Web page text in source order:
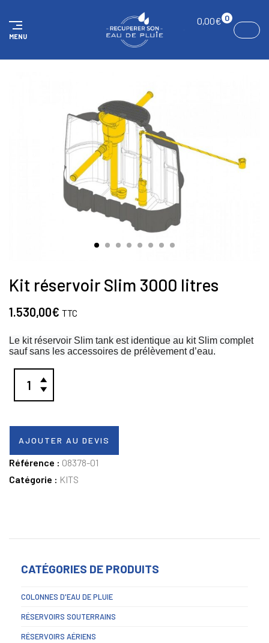
MENU
0,00€ 0
Kit réservoir Slim 3000 litres
1.530,00€ TTC
Le kit réservoir Slim tank est identique au kit Slim complet
sauf sans les accessoires de prélèvement d’eau.
AJOUTER AU DEVIS
Référence : 08378-01
Catégorie : KITS
CATÉGORIES DE PRODUITS
COLONNES D'EAU DE PLUIE
RÉSERVOIRS SOUTERRAINS
RÉSERVOIRS AÉRIENS